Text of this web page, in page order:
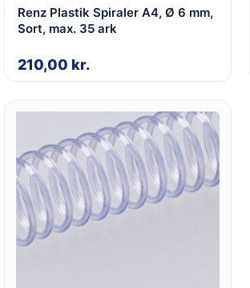
Renz Plastik Spiraler A4, Ø 6 mm,
Sort, max. 35 ark
210,00 kr.